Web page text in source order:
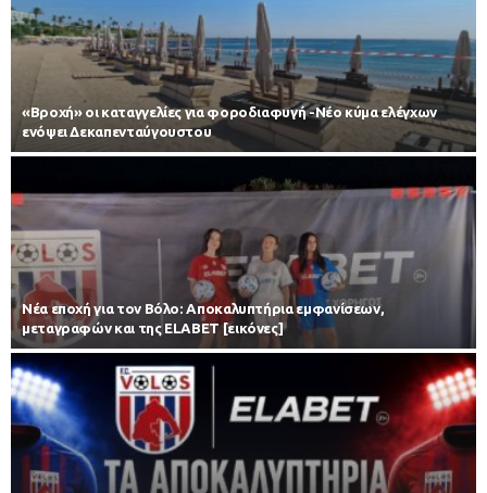
«Βροχή» οι καταγγελίες για φοροδιαφυγή -Νέο κύμα ελέγχων
ενόψει Δεκαπενταύγουστου
Νέα εποχή για τον Βόλο: Αποκαλυπτήρια εμφανίσεων,
μεταγραφών και της ELABET [εικόνες]